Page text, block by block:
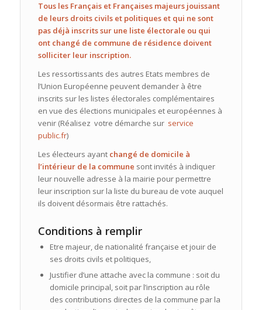
Tous les Français et Françaises majeurs jouissant
de leurs droits civils et politiques et qui ne sont
pas déjà inscrits sur une liste électorale ou qui
ont changé de commune de résidence doivent
solliciter leur inscription.
Les ressortissants des autres Etats membres de
l’Union Européenne peuvent demander à être
inscrits sur les listes électorales complémentaires
en vue des élections municipales et européennes à
venir (Réalisez votre démarche sur service
public.fr)
Les électeurs ayant changé de domicile à
l’intérieur de la commune sont invités à indiquer
leur nouvelle adresse à la mairie pour permettre
leur inscription sur la liste du bureau de vote auquel
ils doivent désormais être rattachés.
Conditions à remplir
Etre majeur, de nationalité française et jouir de
ses droits civils et politiques,
Justifier d’une attache avec la commune : soit du
domicile principal, soit par l’inscription au rôle
des contributions directes de la commune par la